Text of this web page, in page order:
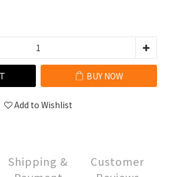
BUY NOW
Add to Wishlist
Shipping &
Customer